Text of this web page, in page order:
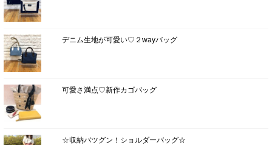
デニム生地が可愛い♡２wayバッグ
可愛さ満点♡新作カゴバッグ
☆収納バツグン！ショルダーバッグ☆